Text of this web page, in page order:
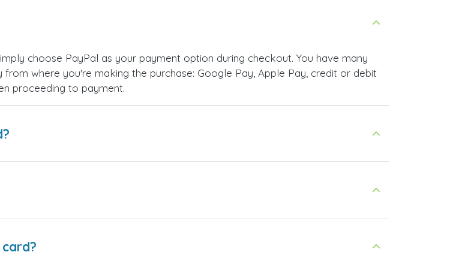
choose PayPal as your payment option during checkout. You have many
where you're making the purchase: Google Pay, Apple Pay, credit or debit
proceeding to payment.